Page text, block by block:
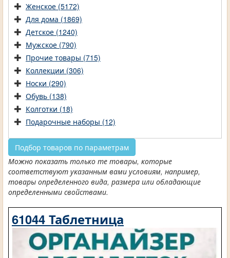
Женское (5172)
Для дома (1869)
Детское (1240)
Мужское (790)
Прочие товары (715)
Коллекции (306)
Носки (290)
Обувь (138)
Колготки (18)
Подарочные наборы (12)
Подбор товаров по параметрам
Можно показать только те товары, которые
соответствуют указанным вами условиям, например,
товары определенного вида, размера или обладающие
определенными свойствами.
61044 Таблетница